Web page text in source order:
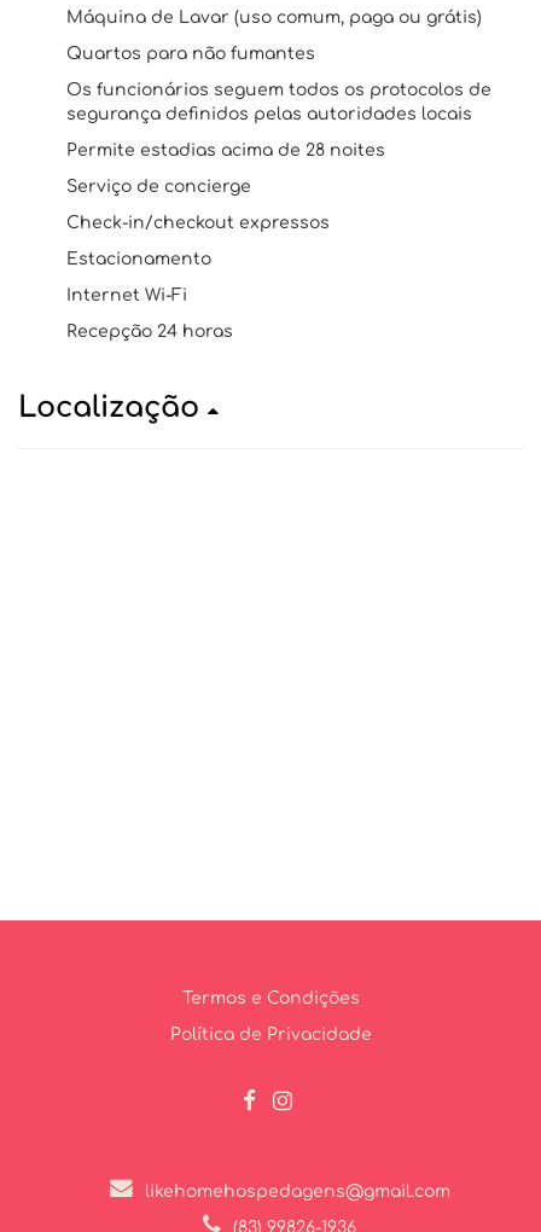
Máquina de Lavar (uso comum, paga ou grátis)
Quartos para não fumantes
Os funcionários seguem todos os protocolos de
segurança definidos pelas autoridades locais
Permite estadias acima de 28 noites
Serviço de concierge
Check-in/checkout expressos
Estacionamento
Internet Wi-Fi
Recepção 24 horas
Localização
Termos e Condições
Política de Privacidade
likehomehospedagens@gmail.com
(83) 99826-1936